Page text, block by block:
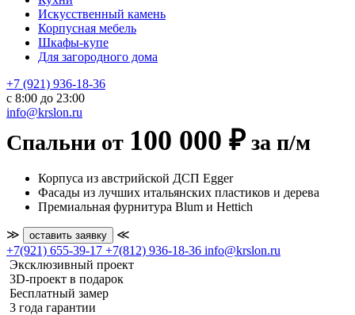
Искусственный камень
Корпусная мебель
Шкафы-купе
Для загородного дома
+7 (921) 936-18-36
с 8:00 до 23:00
info@krslon.ru
Спальни от 100 000 ₽ за п/м
Корпуса из австрийской ДСП Egger
Фасады из лучших итальянских пластиков и дерева
Премиальная фурнитура Blum и Hettich
≫ оставить заявку
≪
+7(921) 655-39-17 +7(812) 936-18-36 info@krslon.ru
Эксклюзивный проект
3D-проект в подарок
Бесплатный замер
3 года гарантии